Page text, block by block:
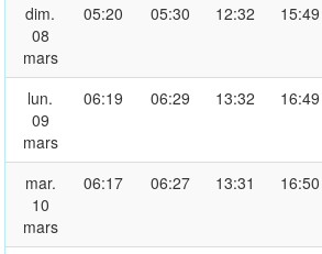
dim.
08
mars
05:20 05:30 12:32 15:49
lun.
09
mars
06:19 06:29 13:32 16:49
mar.
10
mars
06:17 06:27 13:31 16:50